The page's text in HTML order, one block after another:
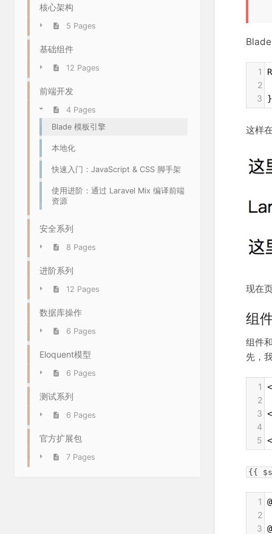
核心架构
5 Pages
基础组件
12 Pages
前端开发
4 Pages
Blade 模板引擎
本地化
快速入门：JavaScript & CSS 脚手架
使用进阶：通过 Laravel Mix 编译前端
资源
安全系列
8 Pages
进阶系列
12 Pages
数据库操作
6 Pages
Eloquent模型
6 Pages
测试系列
6 Pages
官方扩展包
7 Pages
1
2
3
这样
现在
组
组件
先，
1
2
3
4
5
{{
1
2
3